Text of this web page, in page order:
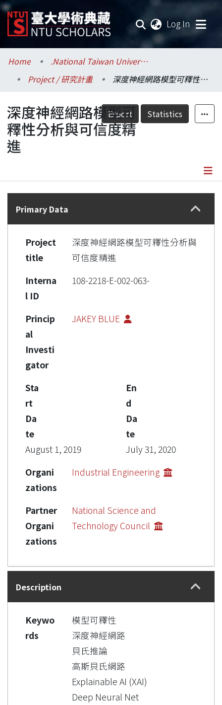
Log In
Communities & Collections
Research Outputs
Fundings & Projects
Researchers
Statistics
Home
.National Taiwan University / 國立臺灣大學
Project / 研究計畫
深度神經網路模型可釋性分析與可信度精進
Export Statistics
深度神經網路模型可
釋性分析與可信度精
進
Details
Primary Data
Project
title
深度神經網路模型可釋性分析與
可信度精進
Interna
l ID
108-2218-E-002-063-
Princip
al
Investi
gator
JAKEY BLUE
Sta
rt
Da
te
August 1, 2019
En
d
Da
te
July 31, 2020
Organi
zations
Industrial Engineering
Partner
Organi
zations
National Science and
Technology Council
Description
Keywo
rds
模型可釋性
深度神經網路
貝氏推論
高斯貝氏網路
Explainable AI (XAI)
Deep Neural Net